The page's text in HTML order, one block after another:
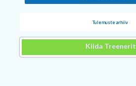
Tulemuste arhiiv
Kiida Treenerit